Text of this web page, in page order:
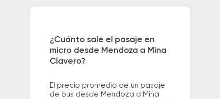
¿Cuánto sale el pasaje en
micro desde Mendoza a Mina
Clavero?
El precio promedio de un pasaje
de bus desde Mendoza a Mina